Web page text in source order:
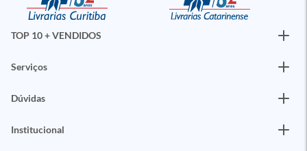
TOP 10 + VENDIDOS
Serviços
Dúvidas
Institucional